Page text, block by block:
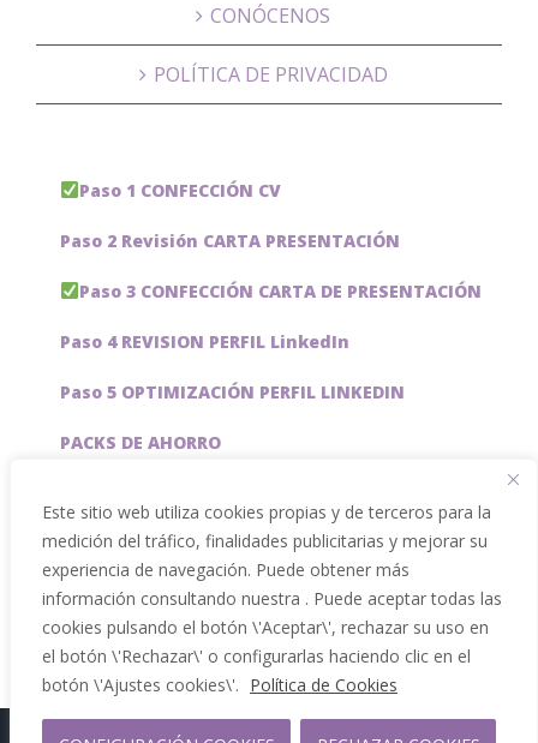
Este sitio web utiliza cookies propias y de terceros para la
medición del tráfico, finalidades publicitarias y mejorar su
experiencia de navegación. Puede obtener más
información consultando nuestra . Puede aceptar todas las
cookies pulsando el botón \'Aceptar\', rechazar su uso en
el botón \'Rechazar\' o configurarlas haciendo clic en el
botón \'Ajustes cookies\'. Política de Cookies
CONÓCENOS
POLÍTICA DE PRIVACIDAD
Paso 1 CONFECCIÓN CV
Paso 2 Revisión CARTA PRESENTACIÓN
Paso 3 CONFECCIÓN CARTA DE PRESENTACIÓN
Paso 4 REVISION PERFIL LinkedIn
Paso 5 OPTIMIZACIÓN PERFIL LINKEDIN
PACKS DE AHORRO
Servicios especiales